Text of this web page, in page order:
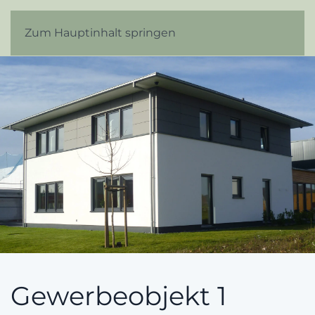
Zum Hauptinhalt springen
Gewerbeobjekt 1